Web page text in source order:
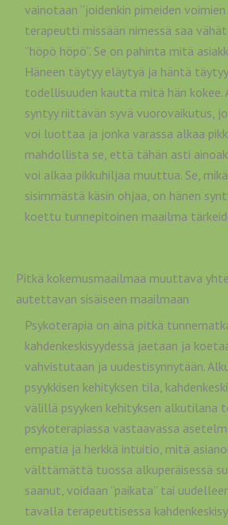
vainotaan ”joidenkin pimeiden
terapeutti missään nimessä saa
”höpö höpö”. Se on pahinta mitä
Häneen täytyy eläytyä ja häntä
todellisuuden kautta mitä hän kokee.
syntyy riittävän syvä vuorovaikutus,
voi luottaa ja jonka varassa alkaa
mahdollista se, että tähän asti
voi alkaa pikkuhiljaa muuttua. Se,
sisimmästä käsin ohjaa, on hänen
koettu tunnepitoinen maailma
Pitkä kokemusmaailmaa muuttava
autettavan sisäiseen maailmaan
Psykoterapia on aina pitkä
kahdenkeskisyydessä jaetaan ja
vahvistutaan ja uudestisynnytään.
psyykkisen kehityksen tila,
välillä psyyken kehityksen alkutilana
psykoterapiassa vastaavassa
empatia ja herkkä intuitio, mitä
välttämättä tuossa alkuperäisessä
saanut, voidaan ”paikata” tai
tavalla terapeuttisessa